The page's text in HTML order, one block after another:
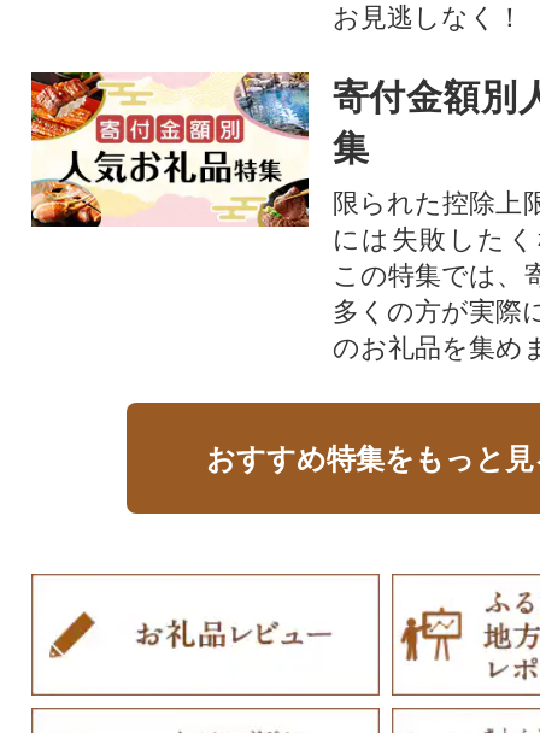
お見逃しなく！
寄付金額別
集
限られた控除上
には失敗した
この特集では、
多くの方が実際
のお礼品を集め
おすすめ特集をもっと